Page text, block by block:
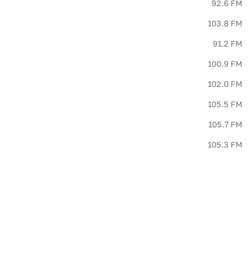
92.6 FM
103.8 FM
91.2 FM
100.9 FM
102.0 FM
105.5 FM
105.7 FM
105.3 FM